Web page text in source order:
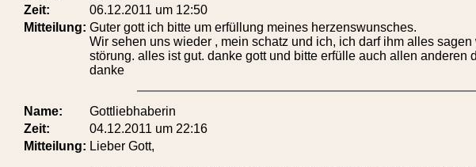
Zeit:
06.12.2011 um 12:50
Mitteilung: Guter gott ich bitte um erfüllung meines herzenswunsches.
Wir sehen uns wieder , mein schatz und ich, ich darf ihm alles
störung. alles ist gut. danke gott und bitte erfülle auch allen
danke
Name:
Gottliebhaberin
Zeit:
04.12.2011 um 22:16
Mitteilung: Lieber Gott,